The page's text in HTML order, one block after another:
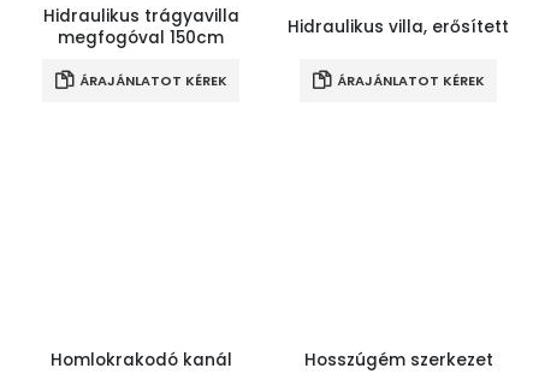
Hidraulikus trágyavilla
megfogóval 150cm
ÁRAJÁNLATOT KÉREK
Hidraulikus villa, erősített
ÁRAJÁNLATOT KÉREK
Homlokrakodó kanál Hosszúgém szerkezet